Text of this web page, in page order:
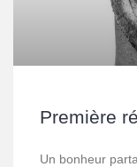
Première
Un bonheur